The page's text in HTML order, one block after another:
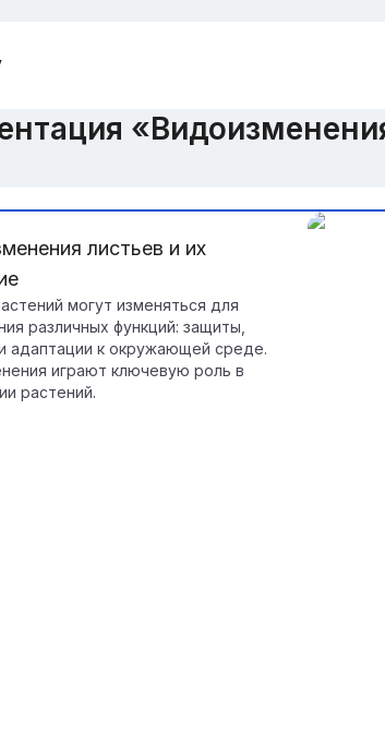
листьев и их
могут изменяться для
различных функций: защиты,
адаптации к окружающей среде.
играют ключевую роль в
растений.